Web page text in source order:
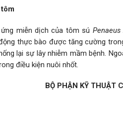
miễn dịch của tôm sú Penaeus
thực bào được tăng cường
lại sự lây nhiễm mầm bệnh.
điều kiện nuôi nhốt.
BỘ PHẬN KỸ THUẬT